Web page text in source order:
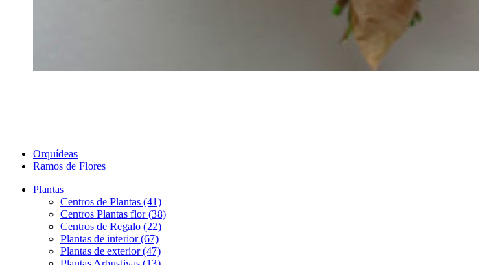
Orquídeas
Ramos de Flores
Plantas
Centros de Plantas (41)
Centros Plantas flor (38)
Centros de Regalo (22)
Plantas de interior (67)
Plantas de exterior (47)